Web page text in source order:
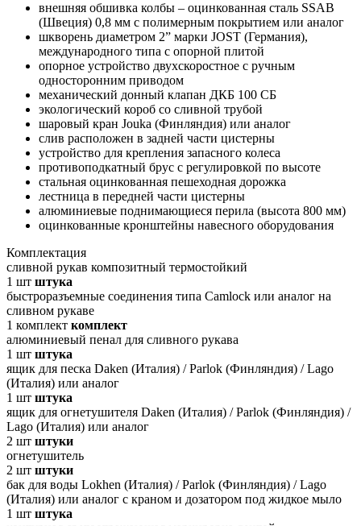
внешняя обшивка колбы – оцинкованная сталь SSAB
(Швеция) 0,8 мм c полимерным покрытием или аналог
шкворень диаметром 2” марки JOST (Германия),
международного типа с опорной плитой
опорное устройство двухскоростное с ручным
односторонним приводом
механический донный клапан ДКБ 100 СБ
экологический короб со сливной трубой
шаровый кран Jouka (Финляндия) или аналог
слив расположен в задней части цистерны
устройство для крепления запасного колеса
противоподкатный брус с регулировкой по высоте
стальная оцинкованная пешеходная дорожка
лестница в передней части цистерны
алюминиевые поднимающиеся перила (высота 800 мм)
оцинкованные кронштейны навесного оборудования
Комплектация
сливной рукав композитный термостойкий
1 шт штука
быстроразъемные соединения типа Camlock или аналог на
сливном рукаве
1 комплект комплект
алюминиевый пенал для сливного рукава
1 шт штука
ящик для песка Daken (Италия) / Parlok (Финляндия) / Lago
(Италия) или аналог
1 шт штука
ящик для огнетушителя Daken (Италия) / Parlok (Финляндия) /
Lago (Италия) или аналог
2 шт штуки
огнетушитель
2 шт штуки
бак для воды Lokhen (Италия) / Parlok (Финляндия) / Lago
(Италия) или аналог с краном и дозатором под жидкое мыло
1 шт штука